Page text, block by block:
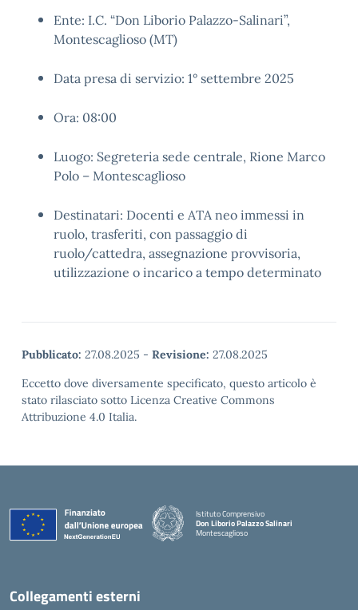
Ente: I.C. “Don Liborio Palazzo-Salinari”,
Montescaglioso (MT)
Data presa di servizio: 1° settembre 2025
Ora: 08:00
Luogo: Segreteria sede centrale, Rione Marco
Polo – Montescaglioso
Destinatari: Docenti e ATA neo immessi in
ruolo, trasferiti, con passaggio di
ruolo/cattedra, assegnazione provvisoria,
utilizzazione o incarico a tempo determinato
Pubblicato: 27.08.2025 - Revisione: 27.08.2025
Eccetto dove diversamente specificato, questo articolo è
stato rilasciato sotto Licenza Creative Commons
Attribuzione 4.0 Italia.
Istituto Comprensivo
Don Liborio Palazzo Salinari
Montescaglioso
Collegamenti esterni